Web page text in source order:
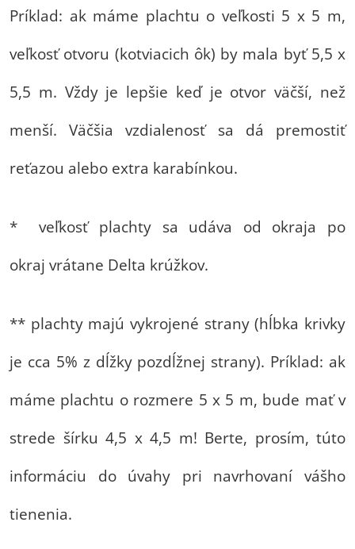
Príklad: ak máme plachtu o veľkosti 5 x 5 m,
veľkosť otvoru (kotviacich ôk) by mala byť 5,5 x
5,5 m. Vždy je lepšie keď je otvor väčší, než
menší. Väčšia vzdialenosť sa dá premostiť
reťazou alebo extra karabínkou.
* veľkosť plachty sa udáva od okraja po
okraj vrátane Delta krúžkov.
** plachty majú vykrojené strany (hĺbka krivky
je cca 5% z dĺžky pozdĺžnej strany). Príklad: ak
máme plachtu o rozmere 5 x 5 m, bude mať v
strede šírku 4,5 x 4,5 m! Berte, prosím, túto
informáciu do úvahy pri navrhovaní vášho
tienenia.